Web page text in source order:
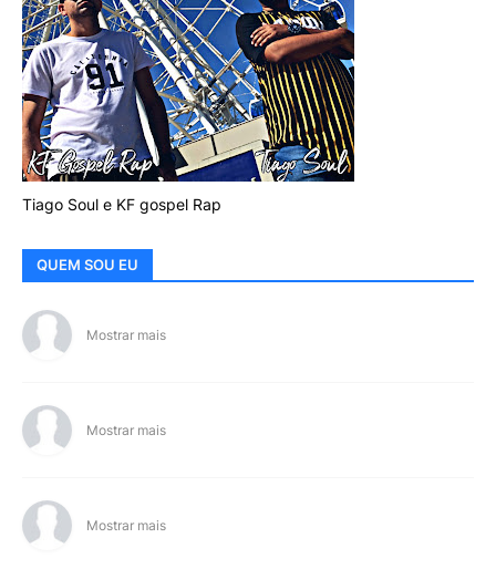
Tiago Soul e KF gospel Rap
QUEM SOU EU
Mostrar mais
Mostrar mais
Mostrar mais